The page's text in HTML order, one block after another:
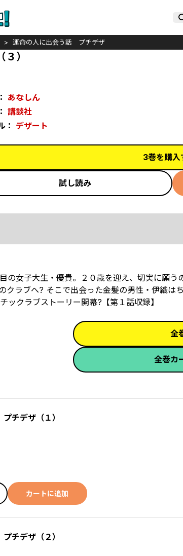
運命の人に出会う話 プチデザ
）
あなしん
講談社
： デザート
3巻を購入
試し読み
の女子大生・優貴。２０歳を迎え、切実に願
クラブへ? そこで出会った金髪の男性・伊織
クラブストーリー開幕?【第１話収録】
全
全巻カ
チデザ（１）
カートに追加
チデザ（２）